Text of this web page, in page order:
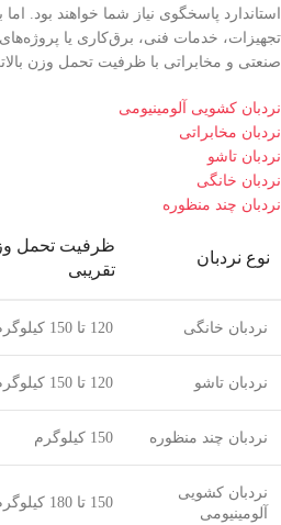
استاندارد پاسخگوی نیاز شما خواهند بود.
تجهیزات، خدمات فنی، برق‌کاری یا
صنعتی و مخابراتی با ظرفیت تحمل وزن
نردبان کشویی آلومینیومی
نردبان مخابراتی
نردبان تاشو
نردبان خانگی
نردبان چند منظوره
نوع نردبان
ظرفیت تحمل
تقریبی
نردبان خانگی 120 تا 150 کیلوگرم
نردبان تاشو 120 تا 150 کیلوگرم
نردبان چند منظوره 150 کیلوگرم
نردبان کشویی
آلومینیومی
150 تا 180 کیلوگرم